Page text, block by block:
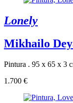
Lonely
Mikhailo
Pintura . 95 x 65 x 3
1.700 €